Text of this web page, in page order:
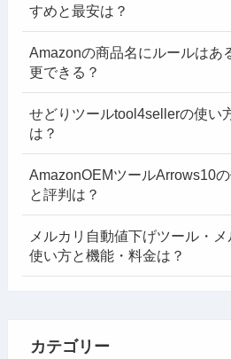
すめと最安は？
Amazonの商品名にルールはあ
更できる？
せどりツールtool4sellerの使い
は？
AmazonOEMツールArrows10
と評判は？
メルカリ自動値下げツール・
使い方と機能・料金は？
カテゴリー